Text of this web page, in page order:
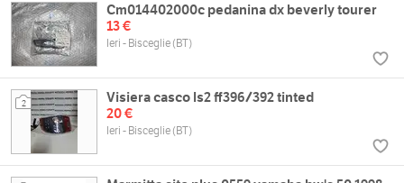
Cm014402000c pedanina dx beverly tourer
13 €
Ieri - Bisceglie (BT)
2
Visiera casco ls2 ff396/392 tinted
20 €
Ieri - Bisceglie (BT)